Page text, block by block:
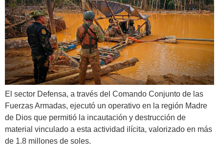
El sector Defensa, a través del Comando Conjunto de las
Fuerzas Armadas, ejecutó un operativo en la región Madre
de Dios que permitió la incautación y destrucción de
material vinculado a esta actividad ilícita, valorizado en más
de 1.8 millones de soles.